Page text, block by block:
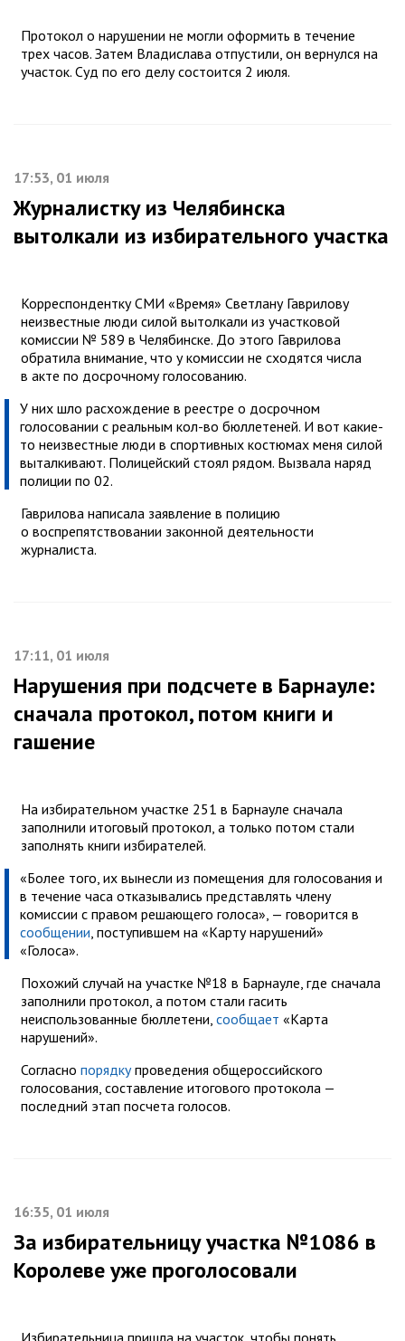
Протокол о нарушении не могли оформить в течение
трех часов. Затем Владислава отпустили, он вернулся на
участок. Суд по его делу состоится 2 июля.
17:53, 01 июля
Журналистку из Челябинска
вытолкали из избирательного участка
Корреспондентку СМИ «Время» Светлану Гаврилову
неизвестные люди силой вытолкали из участковой
комиссии № 589 в Челябинске. До этого Гаврилова
обратила внимание, что у комиссии не сходятся числа
в акте по досрочному голосованию.
У них шло расхождение в реестре о досрочном
голосовании с реальным кол-во бюллетеней. И вот какие-
то неизвестные люди в спортивных костюмах меня силой
выталкивают. Полицейский стоял рядом. Вызвала наряд
полиции по 02.
Гаврилова написала заявление в полицию
о воспрепятствовании законной деятельности
журналиста.
17:11, 01 июля
Нарушения при подсчете в Барнауле:
сначала протокол, потом книги и
гашение
На избирательном участке 251 в Барнауле сначала
заполнили итоговый протокол, а только потом стали
заполнять книги избирателей.
«Более того, их вынесли из помещения для голосования и
в течение часа отказывались представлять члену
комиссии с правом решающего голоса», — говорится в
сообщении , поступившем на «Карту нарушений»
«Голоса».
Похожий случай на участке №18 в Барнауле, где сначала
заполнили протокол, а потом стали гасить
неиспользованные бюллетени, сообщает «Карта
нарушений».
Согласно порядкупроведения общероссийского
голосования, составление итогового протокола —
последний этап посчета голосов.
16:35, 01 июля
За избирательницу участка №1086 в
Королеве уже проголосовали
Избирательница пришла на участок, чтобы понять